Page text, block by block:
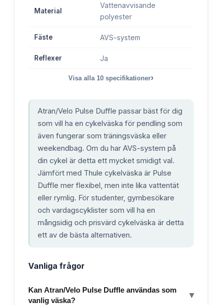
Material
Vattenavvisande
polyester
Fäste AVS-system
Reflexer Ja
Visa alla 10 specifikationer›
Atran/Velo Pulse Duffle passar bäst för dig
som vill ha en cykelväska för pendling som
även fungerar som träningsväska eller
weekendbag. Om du har AVS-system på
din cykel är detta ett mycket smidigt val.
Jämfört med Thule cykelväska är Pulse
Duffle mer flexibel, men inte lika vattentät
eller rymlig. För studenter, gymbesökare
och vardagscyklister som vill ha en
mångsidig och prisvärd cykelväska är detta
ett av de bästa alternativen.
Vanliga frågor
Kan Atran/Velo Pulse Duffle användas som
vanlig väska?
▾